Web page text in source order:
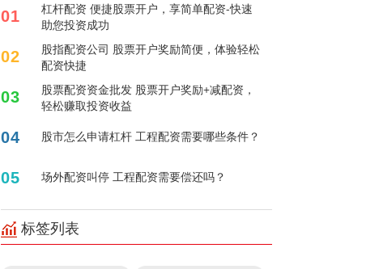
01
杠杆配资 便捷股票开户，享简单配资-快速
助您投资成功
02
股指配资公司 股票开户奖励简便，体验轻松
配资快捷
03
股票配资资金批发 股票开户奖励+减配资，
轻松赚取投资收益
04 股市怎么申请杠杆 工程配资需要哪些条件？
05 场外配资叫停 工程配资需要偿还吗？
标签列表